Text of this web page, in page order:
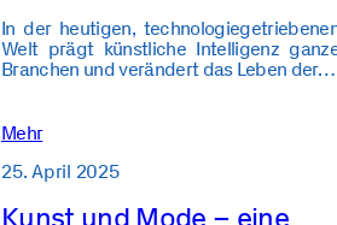
In der heutigen,
Welt prägt künstliche Intelligenz
Branchen und verändert das Leben der…
Mehr
25. April 2025
Kunst und Mode – eine